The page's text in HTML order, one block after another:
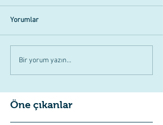
Yorumlar
Bir yorum yazın...
Öne çıkanlar